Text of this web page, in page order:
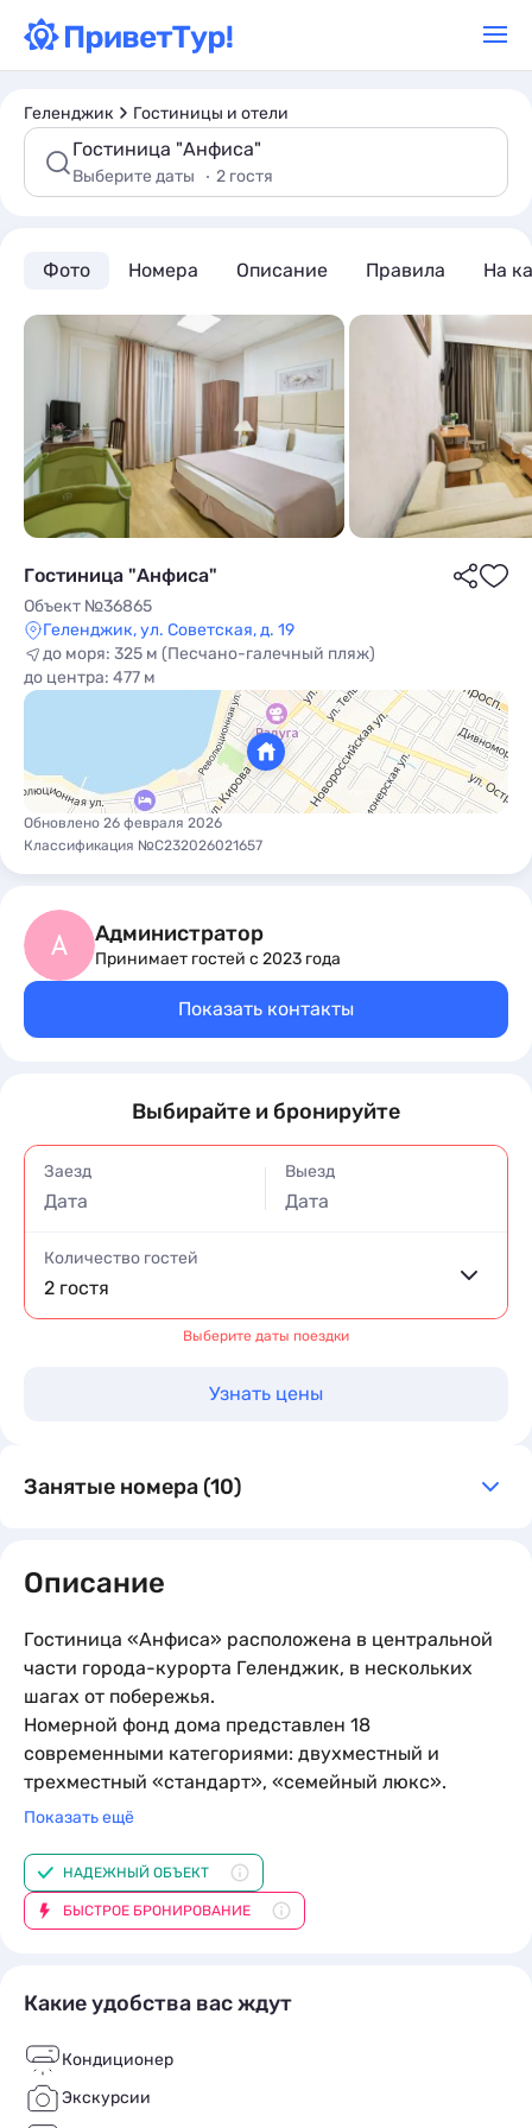
Геленджик Гостиницы и отели
Гостиница "Анфиса"
Выберите даты 2 гостя
Фото Номера Описание Правила На
Гостиница "Анфиса"
Объект №36865
Геленджик, ул. Советская, д. 19
до моря: 325 м (Песчано-галечный пляж)
до центра: 477 м
Обновлено 26 февраля 2026
Классификация №С232026021657
А Администратор
Принимает гостей с 2023 года
Показать контакты
Выбирайте и бронируйте
Заезд
Дата
Выезд
Дата
Количество гостей
2 гостя
Выберите даты поездки
Узнать цены
Занятые номера (10)
Стандарт 2-х местный с балконом
кол-во гостей
1 комната
Кровати: 1 двуспальная кровать
Подробное описание
Описание
Гостиница «Анфиса» расположена в центральной
части города-курорта Геленджик, в нескольких
шагах от побережья.
Номерной фонд дома представлен 18
современными категориями: двухместный и
трехместный «стандарт», «семейный люкс».
Каждый из номеров оснащен эргономичной
холодильником. Есть выход на балкон и
собственная ванная комната. Люкс включает в
себя спальню и гостиную, в которой имеется
На территории работает ресторан с которого
имеются другие кафе и столовые с различными
ценами и ассортиментом блюд.
Показать ещё
НАДЕЖНЫЙ ОБЪЕКТ
БЫСТРОЕ БРОНИРОВАНИЕ
Какие удобства вас ждут
Кондиционер
Экскурсии